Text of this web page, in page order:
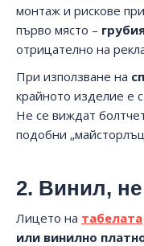
монтаж и рискове
първо място –
отрицателно на
При използване на
крайното изделие е
Не се виждат
подобни
2. Винил,
Лицето на табелата
или винилно